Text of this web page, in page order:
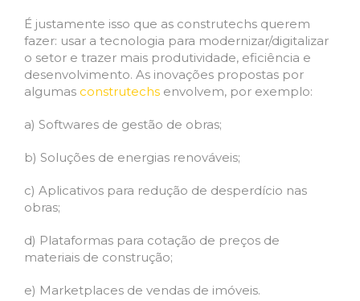
É justamente isso que as construtechs querem
fazer: usar a tecnologia para modernizar/digitalizar
o setor e trazer mais produtividade, eficiência e
desenvolvimento. As inovações propostas por
algumas construtechs envolvem, por exemplo:
a) Softwares de gestão de obras;
b) Soluções de energias renováveis;
c) Aplicativos para redução de desperdício nas
obras;
d) Plataformas para cotação de preços de
materiais de construção;
e) Marketplaces de vendas de imóveis.